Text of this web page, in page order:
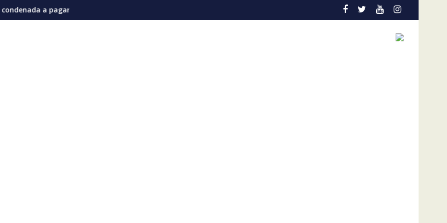
en la actual coyuntura
567 millones de dólares por afectaciones a la salud mental de los niños Gobierno y oposición de Venezuela